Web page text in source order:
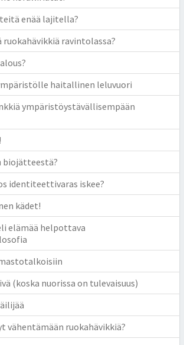
enää lajitella?
ruokahävikkiä ravintolassa?
haitallinen leluvuori
ympäristöystävällisempään
biojätteestä?
identiteettivaras iskee?
kädet!
elämää helpottava
(koska nuorissa on tulevaisuus)
vähentämään ruokahävikkiä?